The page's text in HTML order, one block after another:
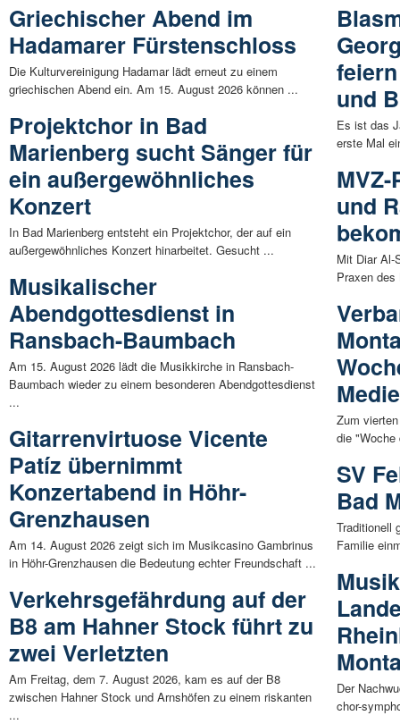
Griechischer Abend im
Hadamarer Fürstenschloss
Die Kulturvereinigung Hadamar lädt erneut zu einem
griechischen Abend ein. Am 15. August 2026 können ...
Projektchor in Bad
Marienberg sucht Sänger für
ein außergewöhnliches
Konzert
In Bad Marienberg entsteht ein Projektchor, der auf ein
außergewöhnliches Konzert hinarbeitet. Gesucht ...
Musikalischer
Abendgottesdienst in
Ransbach-Baumbach
Am 15. August 2026 lädt die Musikkirche in Ransbach-
Baumbach wieder zu einem besonderen Abendgottesdienst
...
Gitarrenvirtuose Vicente
Patíz übernimmt
Konzertabend in Höhr-
Grenzhausen
Am 14. August 2026 zeigt sich im Musikcasino Gambrinus
in Höhr-Grenzhausen die Bedeutung echter Freundschaft ...
Verkehrsgefährdung auf der
B8 am Hahner Stock führt zu
zwei Verletzten
Am Freitag, dem 7. August 2026, kam es auf der B8
zwischen Hahner Stock und Arnshöfen zu einem riskanten
...
und
Es ist das
erste Mal
und
Mit Diar Al-
Praxen
Zum
die
SV
Bad
Traditionell
Familie
Der
chor-